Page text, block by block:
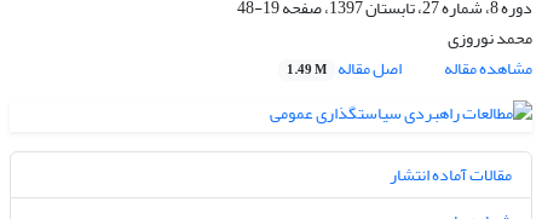
دوره 8، شماره 27، تابستان 1397، صفحه
19-48
محمد نوروزی
مشاهده مقاله
اصل مقاله 1.49 M
مقالات آماده انتشار